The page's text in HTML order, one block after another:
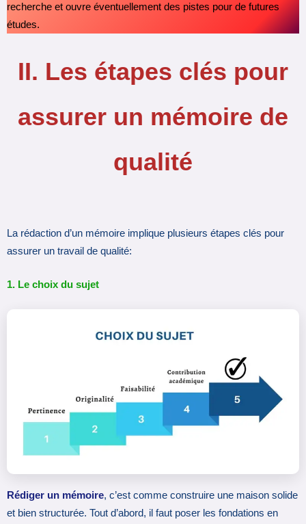
recherche et ouvre éventuellement des pistes pour de futures
études.
II. Les étapes clés pour
assurer un mémoire de
qualité
La rédaction d’un mémoire implique plusieurs étapes clés pour
assurer un travail de qualité:
1. Le choix du sujet
Rédiger un mémoire, c’est comme construire une maison solide
et bien structurée. Tout d’abord, il faut poser les fondations en